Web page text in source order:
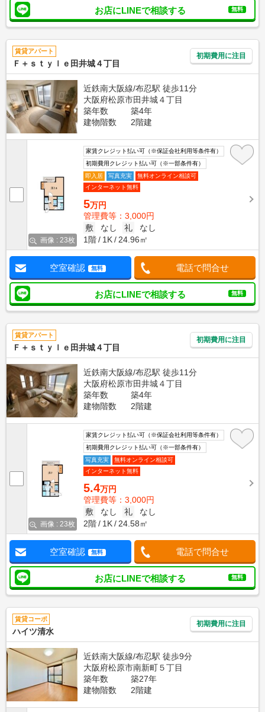
お店にLINEで相談する 無料
賃貸アパート
Ｆ＋ｓｔｙｌｅ田井城４丁目
初期費用に注目
近鉄南大阪線/布忍駅 徒歩11分
大阪府松原市田井城４丁目
築年数
築4年
建物階数
2階建
画像 : 23枚
家賃クレジット払い可（※保証会社利用等条件有）
初期費用クレジット払い可（※一部条件有）
即入居
写真充実
無料オンライン相談可
インターネット無料
5万円
管理費等：3,000円
敷
なし 礼
なし
1階
1K 24.96㎡
空室確認 無料 電話で問合せ
お店にLINEで相談する 無料
賃貸アパート
Ｆ＋ｓｔｙｌｅ田井城４丁目
初期費用に注目
近鉄南大阪線/布忍駅 徒歩11分
大阪府松原市田井城４丁目
築年数
築4年
建物階数
2階建
画像 : 23枚
家賃クレジット払い可（※保証会社利用等条件有）
初期費用クレジット払い可（※一部条件有）
写真充実
無料オンライン相談可
インターネット無料
5.4万円
管理費等：3,000円
敷
なし 礼
なし
2階
1K 24.58㎡
空室確認 無料 電話で問合せ
お店にLINEで相談する 無料
賃貸コーポ
ハイツ清水
初期費用に注目
近鉄南大阪線/布忍駅 徒歩9分
大阪府松原市南新町５丁目
築年数
築27年
建物階数
2階建